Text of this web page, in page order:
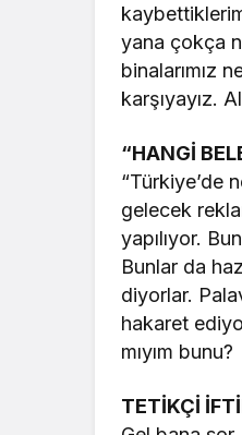
yana çokça
binalarımız
karşıyayız.
“HANGİ
“Türkiye’de
gelecek
yapılıyor.
Bunlar da
diyorlar.
hakaret
mıyım bunu?
TETİKÇİ